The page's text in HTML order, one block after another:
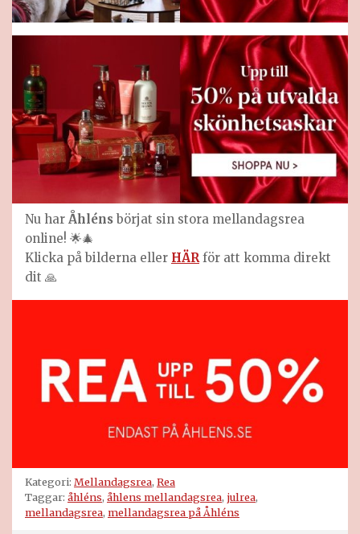
Nu har Åhléns börjat sin stora mellandagsrea
online! 🌟🎄
Klicka på bilderna eller HÄRför att komma direkt
dit 🙏
Kategori: Mellandagsrea, Rea
Taggar: åhléns, åhlens mellandagsrea, julrea,
mellandagsrea, mellandagsrea på Åhléns